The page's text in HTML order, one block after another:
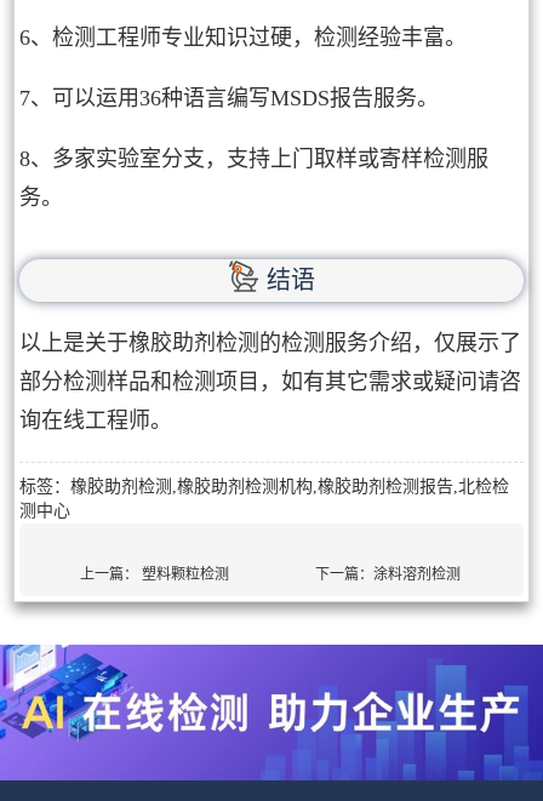
6、检测工程师专业知识过硬，检测经验丰富。
7、可以运用36种语言编写MSDS报告服务。
8、多家实验室分支，支持上门取样或寄样检测服
务。
结语
以上是关于橡胶助剂检测的检测服务介绍，仅展示了
部分检测样品和检测项目，如有其它需求或疑问请咨
询在线工程师。
标签：橡胶助剂检测,橡胶助剂检测机构,橡胶助剂检测报告,北检检
测中心
上一篇：塑料颗粒检测 下一篇：涂料溶剂检测